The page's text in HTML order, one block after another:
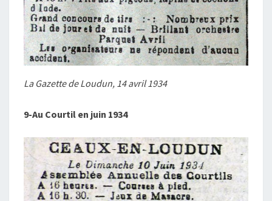
La Gazette de Loudun, 14 avril 1934
9-Au Courtil en juin 1934